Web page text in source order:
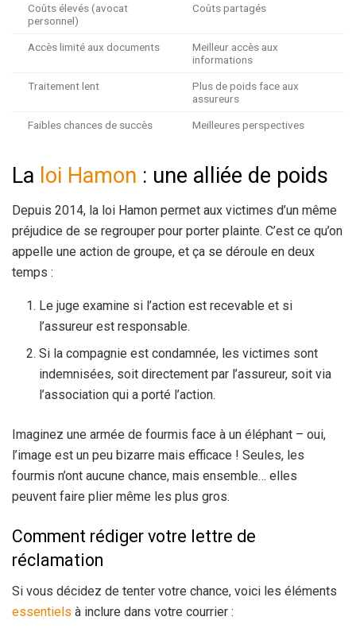
Coûts élevés (avocat
personnel)
Coûts partagés
Accès limité aux documents
Meilleur accès aux
informations
Traitement lent
Plus de poids face aux
assureurs
Faibles chances de succès Meilleures perspectives
La loi Hamon : une alliée de poids
Depuis 2014, la loi Hamon permet aux victimes d’un même
préjudice de se regrouper pour porter plainte. C’est ce qu’on
appelle une action de groupe, et ça se déroule en deux
temps :
Le juge examine si l’action est recevable et si
l’assureur est responsable.
Si la compagnie est condamnée, les victimes sont
indemnisées, soit directement par l’assureur, soit via
l’association qui a porté l’action.
Imaginez une armée de fourmis face à un éléphant – oui,
l’image est un peu bizarre mais efficace ! Seules, les
fourmis n’ont aucune chance, mais ensemble… elles
peuvent faire plier même les plus gros.
Comment rédiger votre lettre de
réclamation
Si vous décidez de tenter votre chance, voici les éléments
essentiels à inclure dans votre courrier :